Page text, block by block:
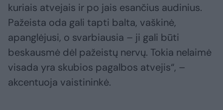
kuriais atvejais ir po jais esančius audinius.
Pažeista oda gali tapti balta, vaškinė,
apanglėjusi, o svarbiausia – ji gali būti
beskausmė dėl pažeistų nervų. Tokia nelaimė
visada yra skubios pagalbos atvejis“, –
akcentuoja vaistininkė.